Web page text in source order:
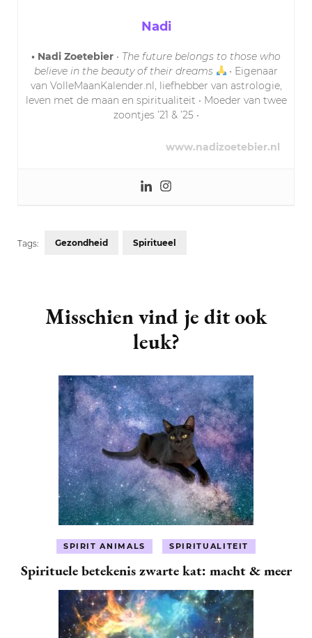
Nadi
• Nadi Zoetebier • The future belongs to those who
believe in the beauty of their dreams
• Eigenaar
van VolleMaanKalender.nl, liefhebber van astrologie,
leven met de maan en spiritualiteit • Moeder van twee
zoontjes ’21 & ’25 •
www.nadizoetebier.nl
Tags: Gezondheid Spiritueel
Navigation
Misschien vind je dit ook
leuk?
SPIRIT ANIMALS SPIRITUALITEIT
Spirituele betekenis zwarte kat: macht & meer